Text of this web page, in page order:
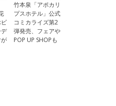
竹本泉「アポカリ
プスホテル」公式
コミカライズ第2
弾発売、フェアや
POP UP SHOPも